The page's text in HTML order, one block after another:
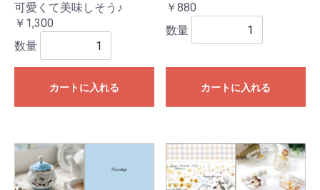
可愛くて美味しそう♪
￥1,300
数量
カートに入れる
￥880
数量
カートに入れる